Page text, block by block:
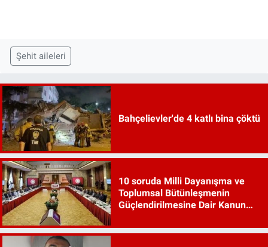
Şehit aileleri
Bahçelievler'de 4 katlı bina çöktü
10 soruda Milli Dayanışma ve
Toplumsal Bütünleşmenin
Güçlendirilmesine Dair Kanun